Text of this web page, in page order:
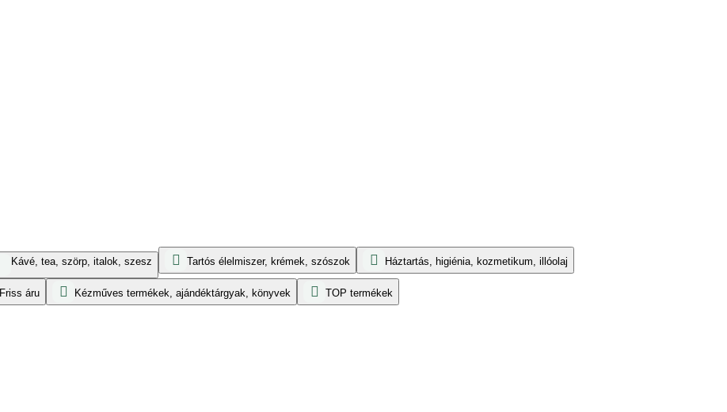
Kávé, tea, szörp, italok, szesz Tartós élelmiszer, krémek, szószok Háztartás, higiénia, kozmetikum, illóolaj
Friss áru Kézműves termékek, ajándéktárgyak, könyvek TOP termékek